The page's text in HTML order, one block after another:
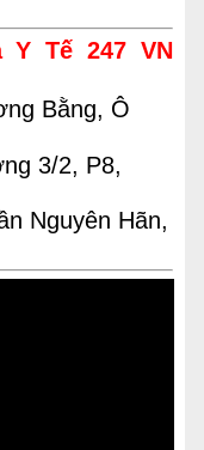
Y Tế 247 VN
Bằng, Ô
3/2, P8,
Nguyên Hãn,